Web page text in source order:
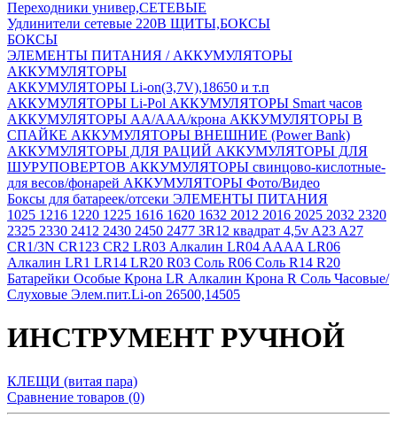
Переходники универ,СЕТЕВЫЕ
Удлинители сетевые 220В ЩИТЫ,БОКСЫ
БОКСЫ
ЭЛЕМЕНТЫ ПИТАНИЯ / АККУМУЛЯТОРЫ
АККУМУЛЯТОРЫ
АККУМУЛЯТОРЫ Li-on(3,7V),18650 и т.п
АККУМУЛЯТОРЫ Li-Pol АККУМУЛЯТОРЫ Smart часов
АККУМУЛЯТОРЫ АА/ААА/крона АККУМУЛЯТОРЫ В
СПАЙКЕ АККУМУЛЯТОРЫ ВНЕШНИЕ (Power Bank)
АККУМУЛЯТОРЫ ДЛЯ РАЦИЙ АККУМУЛЯТОРЫ ДЛЯ
ШУРУПОВЕРТОВ АККУМУЛЯТОРЫ свинцово-кислотные-
для весов/фонарей АККУМУЛЯТОРЫ Фото/Видео
Боксы для батареек/отсеки ЭЛЕМЕНТЫ ПИТАНИЯ
1025 1216 1220 1225 1616 1620 1632 2012 2016 2025 2032 2320
2325 2330 2412 2430 2450 2477 3R12 квадрат 4,5v A23 A27
CR1/3N CR123 CR2 LR03 Алкалин LR04 AAAA LR06
Алкалин LR1 LR14 LR20 R03 Соль R06 Соль R14 R20
Батарейки Особые Крона LR Алкалин Крона R Соль Часовые/
Слуховые Элем.пит.Li-on 26500,14505
ИНСТРУМЕНТ РУЧНОЙ
КЛЕЩИ (витая пара)
Сравнение товаров (0)